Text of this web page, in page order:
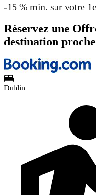
-15 % min. sur votre
Réservez une
destination
Dublin